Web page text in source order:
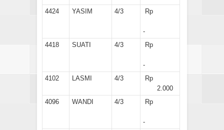
4424
YASIM 4/3 Rp
-
4418
SUATI 4/3 Rp
-
4102
LASMI 4/3
Rp
2.000
4096
WANDI 4/3 Rp
-